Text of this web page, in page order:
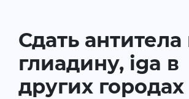
Сдать антитела
глиадину, iga в
других городах